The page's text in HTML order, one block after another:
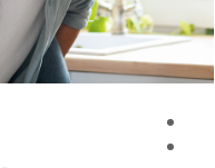
التعرّف